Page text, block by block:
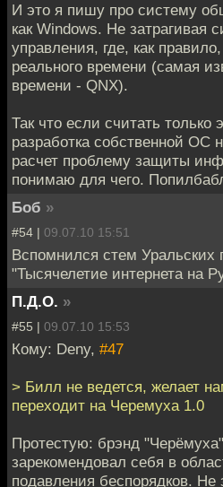
И это я пишу про систему
как Windows. Не затрагивая
управления, где, как
реального времени (самая
времени - QNX).
Так что если считать только
разработка собственной ОС
расчет проблему защиты
понимаю для чего.
Боб »
#54 | 09.07.10 15:51
Вспомнился стем Уральских
"Тысячелетие интернета на
П.Д.О. »
#55 | 09.07.10 15:53
Кому: Deny, #47
> Билл не ведется, желает
переходит на Черемуха 1.0
Протестую: брэнд
зарекомендовал себя в
подавления беспорядков. Не